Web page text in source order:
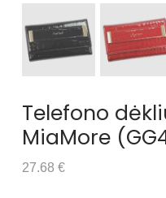
Telefono
MiaMore
27.68 €